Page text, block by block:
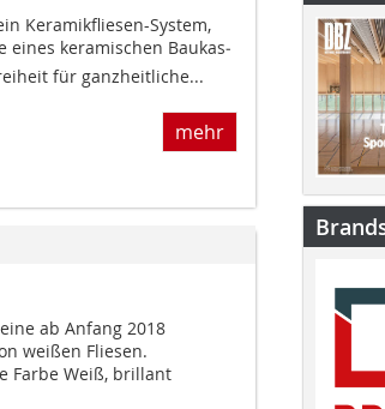
Keramikfliesen-System,
keramischen Baukas­
für ganzheitliche...
mehr
ab Anfang 2018
weißen Fliesen.
Farbe Weiß, brillant